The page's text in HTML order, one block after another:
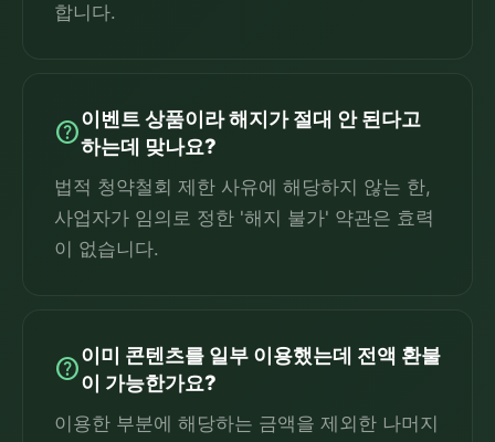
합니다.
help이벤트 상품이라 해지가 절대 안 된다고
하는데 맞나요?
법적 청약철회 제한 사유에 해당하지 않는 한,
사업자가 임의로 정한 '해지 불가' 약관은 효력
이 없습니다.
help이미 콘텐츠를 일부 이용했는데 전액 환불
이 가능한가요?
이용한 부분에 해당하는 금액을 제외한 나머지